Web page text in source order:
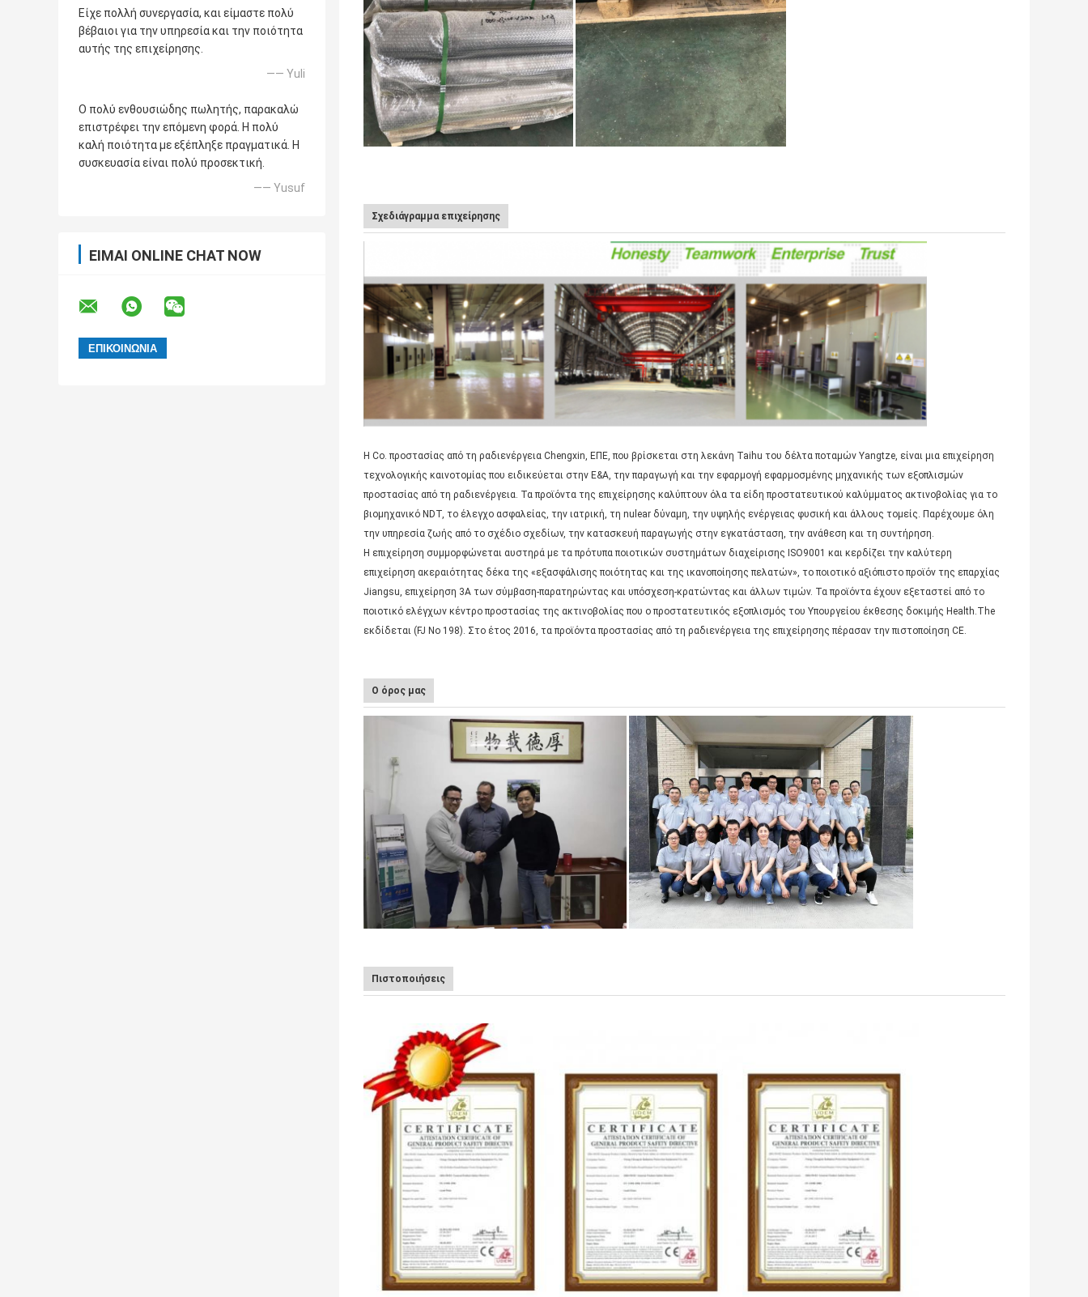
Είχε πολλή συνεργασία, και είμαστε πολύ
βέβαιοι για την υπηρεσία και την ποιότητα
αυτής της επιχείρησης.
—— Yuli
Ο πολύ ενθουσιώδης πωλητής, παρακαλώ
επιστρέφει την επόμενη φορά. Η πολύ
καλή ποιότητα με εξέπληξε πραγματικά. Η
συσκευασία είναι πολύ προσεκτική.
—— Yusuf
ΕΊΜΑΙ ONLINE CHAT NOW
Σχεδιάγραμμα επιχείρησης
Η Co. προστασίας από τη ραδιενέργεια Chengxin, ΕΠΕ, που βρίσκεται στη λεκάνη Taihu του δέλτα ποταμών Yangtze, είναι μια επιχείρηση
τεχνολογικής καινοτομίας που ειδικεύεται στην Ε&Α, την παραγωγή και την εφαρμογή εφαρμοσμένης μηχανικής των εξοπλισμών
προστασίας από τη ραδιενέργεια. Τα προϊόντα της επιχείρησης καλύπτουν όλα τα είδη προστατευτικού καλύμματος ακτινοβολίας για το
βιομηχανικό NDT, το έλεγχο ασφαλείας, την ιατρική, τη nulear δύναμη, την υψηλής ενέργειας φυσική και άλλους τομείς. Παρέχουμε όλη
την υπηρεσία ζωής από το σχέδιο σχεδίων, την κατασκευή παραγωγής στην εγκατάσταση, την ανάθεση και τη συντήρηση.
Η επιχείρηση συμμορφώνεται αυστηρά με τα πρότυπα ποιοτικών συστημάτων διαχείρισης ISO9001 και κερδίζει την καλύτερη
επιχείρηση ακεραιότητας δέκα της «εξασφάλισης ποιότητας και της ικανοποίησης πελατών», το ποιοτικό αξιόπιστο προϊόν της επαρχίας
Jiangsu, επιχείρηση 3A των σύμβαση-παρατηρώντας και υπόσχεση-κρατώντας και άλλων τιμών. Τα προϊόντα έχουν εξεταστεί από το
ποιοτικό ελέγχων κέντρο προστασίας της ακτινοβολίας που ο προστατευτικός εξοπλισμός του Υπουργείου έκθεσης δοκιμής Health.The
εκδίδεται (FJ Νο 198). Στο έτος 2016, τα προϊόντα προστασίας από τη ραδιενέργεια της επιχείρησης πέρασαν την πιστοποίηση CE.
Ο όρος μας
Πιστοποιήσεις